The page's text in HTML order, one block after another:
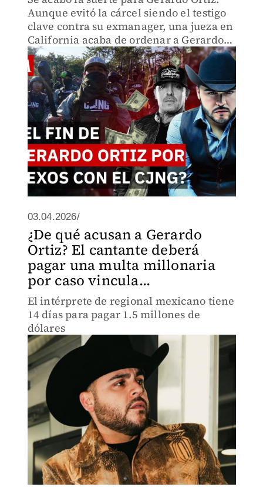
Aunque evitó la cárcel siendo el testigo
clave contra su exmanager, una jueza en
California acaba de ordenar a Gerardo
Ortiz el pago de millones de dólares tras
declararse culpable de vínculos con el
CJNG.
03.04.2026/
¿De qué acusan a Gerardo
Ortiz? El cantante deberá
pagar una multa millonaria
por caso vincula...
El intérprete de regional mexicano tiene
14 días para pagar 1.5 millones de
dólares